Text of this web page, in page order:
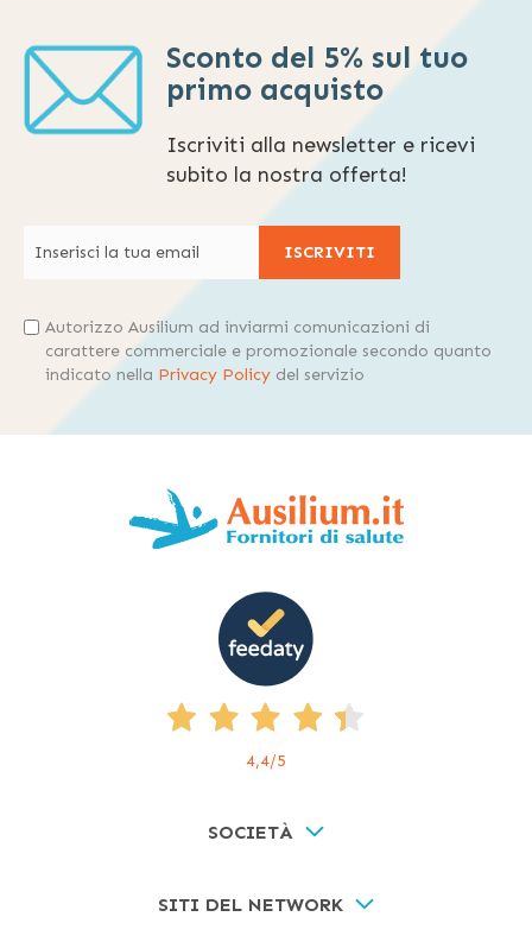
Sconto del 5% sul tuo
primo acquisto
Iscriviti alla newsletter e ricevi
subito la nostra offerta!
ISCRIVITI
Autorizzo Ausilium ad inviarmi comunicazioni di
carattere commerciale e promozionale secondo quanto
indicato nella Privacy Policy del servizio
4,4/5
SOCIETÀ
SITI DEL NETWORK